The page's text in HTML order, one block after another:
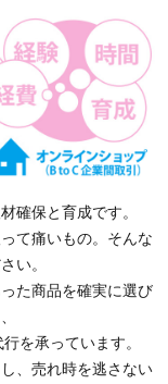
確保と育成です。
て痛いもの。そんな
い。
た商品を確実に選び
を承っています。
、売れ時を逃さない